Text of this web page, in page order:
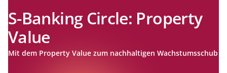
S-Banking Circle: Property
Value
Mit dem Property Value zum nachhaltigen Wachstumsschub